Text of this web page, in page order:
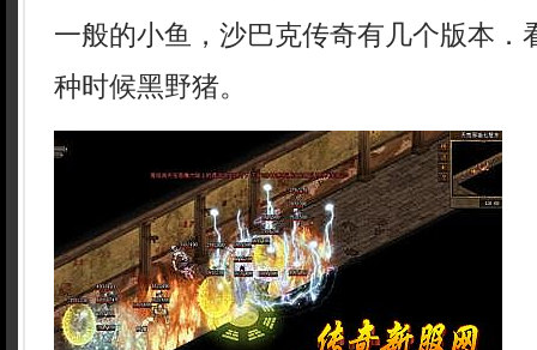
一般的小鱼，沙巴克传奇有几个版本．
种时候黑野猪。